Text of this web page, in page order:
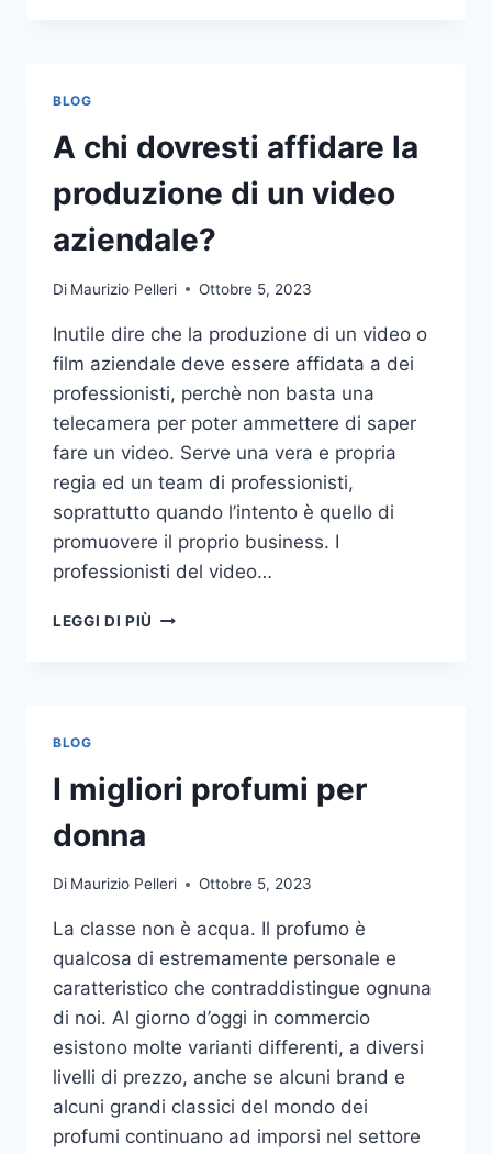
NELLE
SCOMMESSE
SPORTIVE
ONLINE
BLOG
A chi dovresti affidare la
produzione di un video
aziendale?
Di Maurizio Pelleri Ottobre 5, 2023
Inutile dire che la produzione di un video o
film aziendale deve essere affidata a dei
professionisti, perchè non basta una
telecamera per poter ammettere di saper
fare un video. Serve una vera e propria
regia ed un team di professionisti,
soprattutto quando l’intento è quello di
promuovere il proprio business. I
professionisti del video…
LEGGI DI PIÙ
VIDEO
BLOG
I migliori profumi per
donna
Di Maurizio Pelleri Ottobre 5, 2023
La classe non è acqua. Il profumo è
qualcosa di estremamente personale e
caratteristico che contraddistingue ognuna
di noi. Al giorno d’oggi in commercio
esistono molte varianti differenti, a diversi
livelli di prezzo, anche se alcuni brand e
alcuni grandi classici del mondo dei
profumi continuano ad imporsi nel settore